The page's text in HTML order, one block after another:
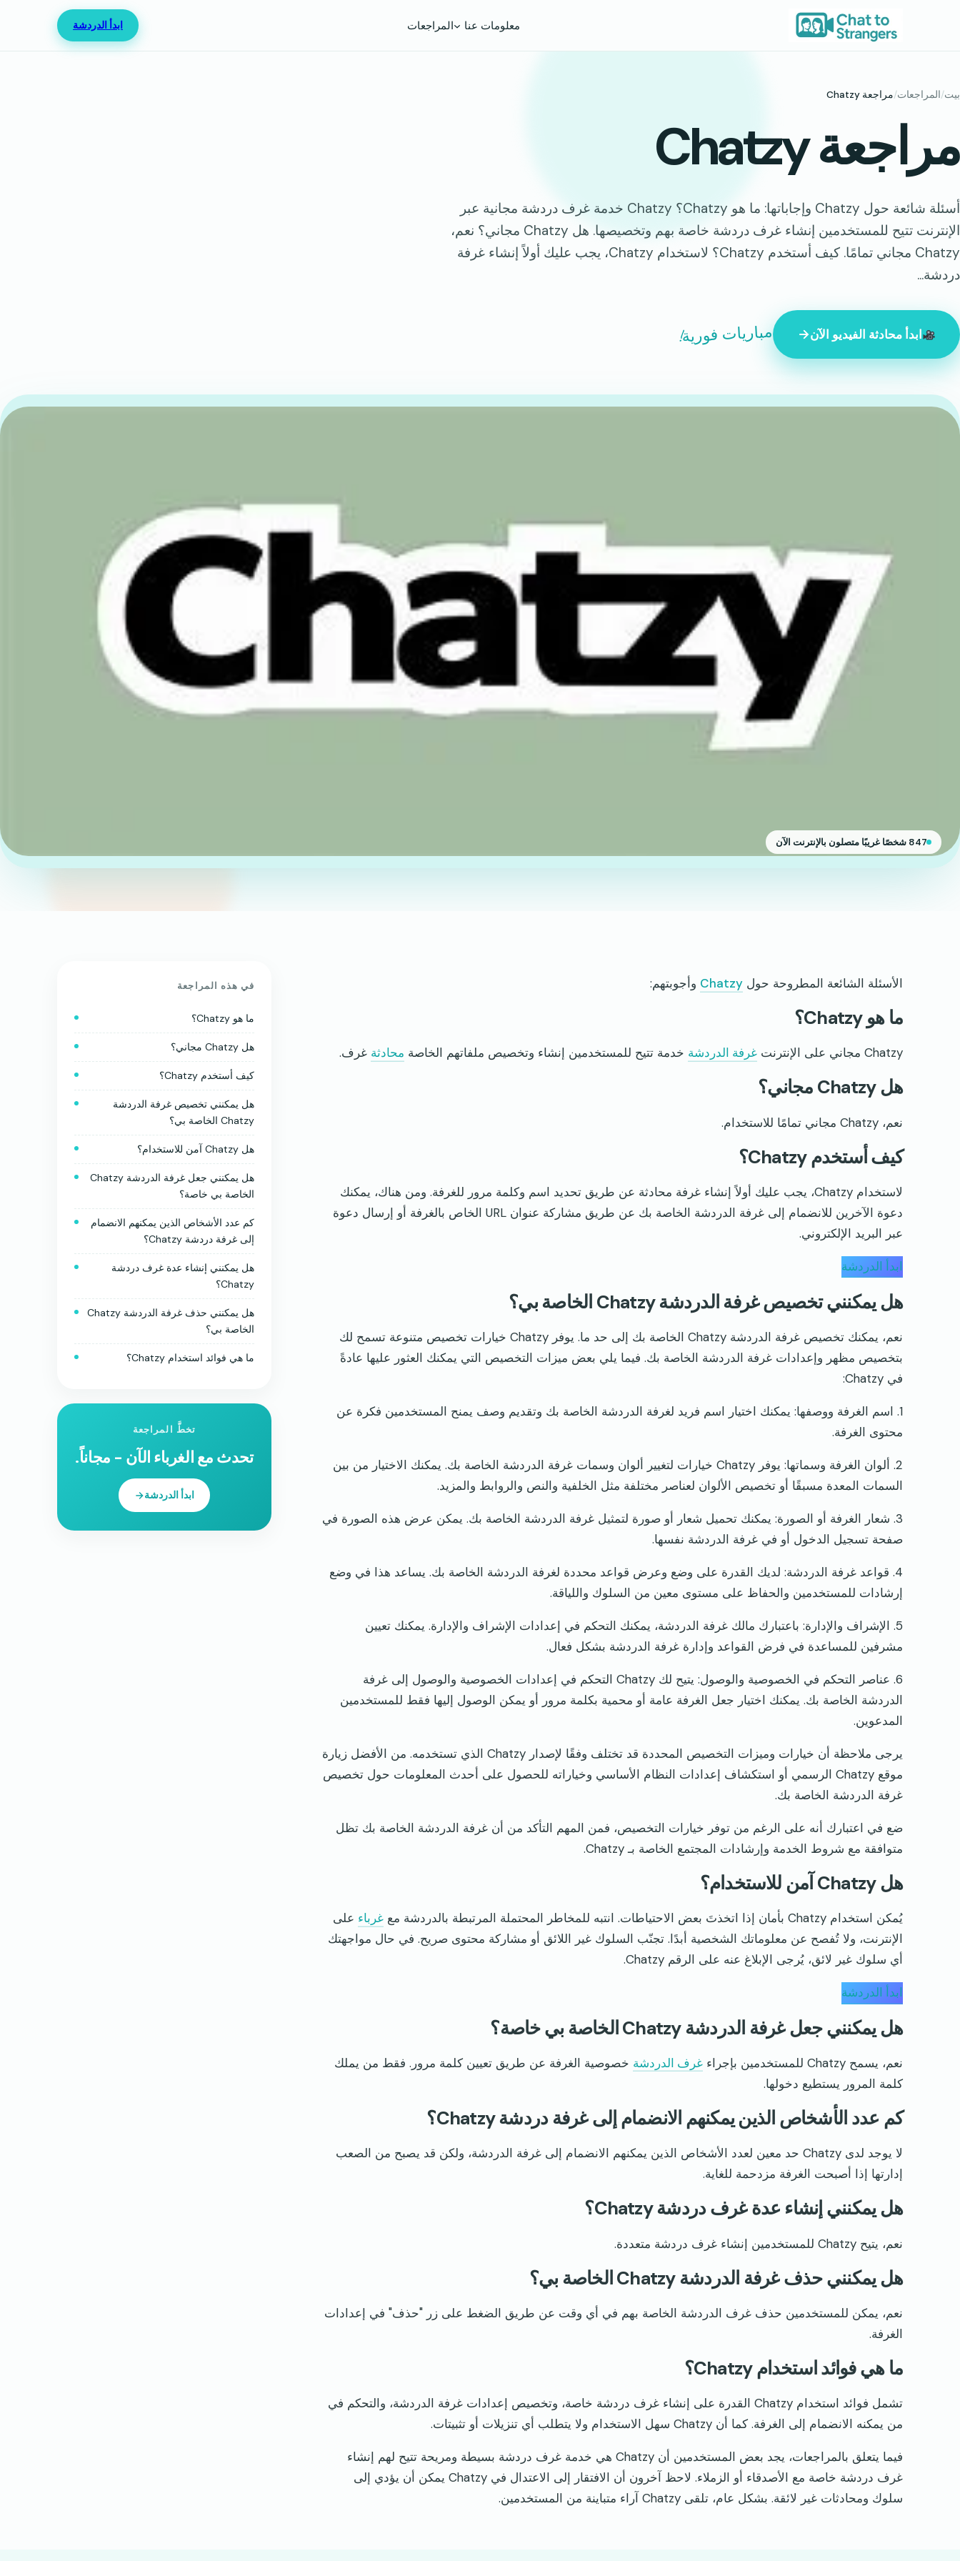
معلومات عنا المراجعات ابدأ الدردشة
بيت/المراجعات/مراجعة Chatzy
مراجعة Chatzy
أسئلة شائعة حول Chatzy وإجاباتها: ما هو Chatzy؟ Chatzy خدمة غرف دردشة مجانية عبر
الإنترنت تتيح للمستخدمين إنشاء غرف دردشة خاصة بهم وتخصيصها. هل Chatzy مجاني؟ نعم،
Chatzy مجاني تمامًا. كيف أستخدم Chatzy؟ لاستخدام Chatzy، يجب عليك أولاً إنشاء غرفة
دردشة...
ابدأ محادثة الفيديو الآن مباريات فورية!
847 شخصًا غريبًا متصلون بالإنترنت الآن
الأسئلة الشائعة المطروحة حول Chatzy وأجوبتهم:
ما هو Chatzy؟
Chatzy مجاني على الإنترنت غرفة الدردشة خدمة تتيح للمستخدمين إنشاء وتخصيص ملفاتهم الخاصة محادثة غرف.
هل Chatzy مجاني؟
نعم، Chatzy مجاني تمامًا للاستخدام.
كيف أستخدم Chatzy؟
لاستخدام Chatzy، يجب عليك أولاً إنشاء غرفة محادثة عن طريق تحديد اسم وكلمة مرور للغرفة. ومن هناك، يمكنك
دعوة الآخرين للانضمام إلى غرفة الدردشة الخاصة بك عن طريق مشاركة عنوان URL الخاص بالغرفة أو إرسال دعوة
عبر البريد الإلكتروني.
ابدأ الدردشة
هل يمكنني تخصيص غرفة الدردشة Chatzy الخاصة بي؟
نعم، يمكنك تخصيص غرفة الدردشة Chatzy الخاصة بك إلى حد ما. يوفر Chatzy خيارات تخصيص متنوعة تسمح لك
بتخصيص مظهر وإعدادات غرفة الدردشة الخاصة بك. فيما يلي بعض ميزات التخصيص التي يمكنك العثور عليها عادةً
في Chatzy:
1. اسم الغرفة ووصفها: يمكنك اختيار اسم فريد لغرفة الدردشة الخاصة بك وتقديم وصف يمنح المستخدمين فكرة عن
محتوى الغرفة.
2. ألوان الغرفة وسماتها: يوفر Chatzy خيارات لتغيير ألوان وسمات غرفة الدردشة الخاصة بك. يمكنك الاختيار من بين
السمات المعدة مسبقًا أو تخصيص الألوان لعناصر مختلفة مثل الخلفية والنص والروابط والمزيد.
3. شعار الغرفة أو الصورة: يمكنك تحميل شعار أو صورة لتمثيل غرفة الدردشة الخاصة بك. يمكن عرض هذه الصورة في
صفحة تسجيل الدخول أو في غرفة الدردشة نفسها.
4. قواعد غرفة الدردشة: لديك القدرة على وضع وعرض قواعد محددة لغرفة الدردشة الخاصة بك. يساعد هذا في وضع
إرشادات للمستخدمين والحفاظ على مستوى معين من السلوك واللياقة.
5. الإشراف والإدارة: باعتبارك مالك غرفة الدردشة، يمكنك التحكم في إعدادات الإشراف والإدارة. يمكنك تعيين
مشرفين للمساعدة في فرض القواعد وإدارة غرفة الدردشة بشكل فعال.
6. عناصر التحكم في الخصوصية والوصول: يتيح لك Chatzy التحكم في إعدادات الخصوصية والوصول إلى غرفة
الدردشة الخاصة بك. يمكنك اختيار جعل الغرفة عامة أو محمية بكلمة مرور أو يمكن الوصول إليها فقط للمستخدمين
المدعوين.
يرجى ملاحظة أن خيارات وميزات التخصيص المحددة قد تختلف وفقًا لإصدار Chatzy الذي تستخدمه. من الأفضل زيارة
موقع Chatzy الرسمي أو استكشاف إعدادات النظام الأساسي وخياراته للحصول على أحدث المعلومات حول تخصيص
غرفة الدردشة الخاصة بك.
ضع في اعتبارك أنه على الرغم من توفر خيارات التخصيص، فمن المهم التأكد من أن غرفة الدردشة الخاصة بك تظل
متوافقة مع شروط الخدمة وإرشادات المجتمع الخاصة بـ Chatzy.
هل Chatzy آمن للاستخدام؟
يُمكن استخدام Chatzy بأمان إذا اتخذتَ بعض الاحتياطات. انتبه للمخاطر المحتملة المرتبطة بالدردشة مع غرباء على
الإنترنت، ولا تُفصح عن معلوماتك الشخصية أبدًا. تجنّب السلوك غير اللائق أو مشاركة محتوى صريح. في حال مواجهتك
أي سلوك غير لائق، يُرجى الإبلاغ عنه على الرقم Chatzy.
ابدأ الدردشة
هل يمكنني جعل غرفة الدردشة Chatzy الخاصة بي خاصة؟
نعم، يسمح Chatzy للمستخدمين بإجراء غرف الدردشة خصوصية الغرفة عن طريق تعيين كلمة مرور. فقط من يملك
كلمة المرور يستطيع دخولها.
كم عدد الأشخاص الذين يمكنهم الانضمام إلى غرفة دردشة Chatzy؟
لا يوجد لدى Chatzy حد معين لعدد الأشخاص الذين يمكنهم الانضمام إلى غرفة الدردشة، ولكن قد يصبح من الصعب
إدارتها إذا أصبحت الغرفة مزدحمة للغاية.
هل يمكنني إنشاء عدة غرف دردشة Chatzy؟
نعم، يتيح Chatzy للمستخدمين إنشاء غرف دردشة متعددة.
هل يمكنني حذف غرفة الدردشة Chatzy الخاصة بي؟
نعم، يمكن للمستخدمين حذف غرف الدردشة الخاصة بهم في أي وقت عن طريق الضغط على زر "حذف" في إعدادات
الغرفة.
ما هي فوائد استخدام Chatzy؟
تشمل فوائد استخدام Chatzy القدرة على إنشاء غرف دردشة خاصة، وتخصيص إعدادات غرفة الدردشة، والتحكم في
من يمكنه الانضمام إلى الغرفة. كما أن Chatzy سهل الاستخدام ولا يتطلب أي تنزيلات أو تثبيتات.
فيما يتعلق بالمراجعات، يجد بعض المستخدمين أن Chatzy هي خدمة غرف دردشة بسيطة ومريحة تتيح لهم إنشاء
غرف دردشة خاصة مع الأصدقاء أو الزملاء. لاحظ آخرون أن الافتقار إلى الاعتدال في Chatzy يمكن أن يؤدي إلى
سلوك ومحادثات غير لائقة. بشكل عام، تلقى Chatzy آراء متباينة من المستخدمين.
في هذه المراجعة
ما هو Chatzy؟
هل Chatzy مجاني؟
كيف أستخدم Chatzy؟
هل يمكنني تخصيص غرفة الدردشة
Chatzy الخاصة بي؟
هل Chatzy آمن للاستخدام؟
هل يمكنني جعل غرفة الدردشة Chatzy
الخاصة بي خاصة؟
كم عدد الأشخاص الذين يمكنهم الانضمام
إلى غرفة دردشة Chatzy؟
هل يمكنني إنشاء عدة غرف دردشة
Chatzy؟
هل يمكنني حذف غرفة الدردشة Chatzy
الخاصة بي؟
ما هي فوائد استخدام Chatzy؟
تخطَّ المراجعة
تحدث مع الغرباء الآن - مجاناً.
ابدأ الدردشة